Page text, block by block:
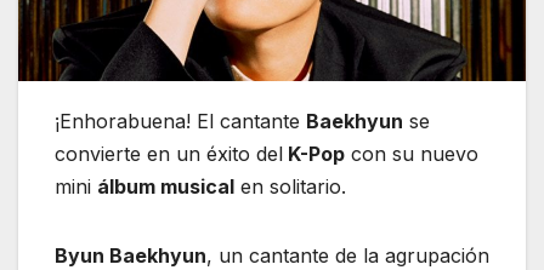
¡Enhorabuena! El cantante Baekhyun se
convierte en un éxito del K-Pop con su nuevo
mini álbum musical en solitario.
Byun Baekhyun, un cantante de la agrupación